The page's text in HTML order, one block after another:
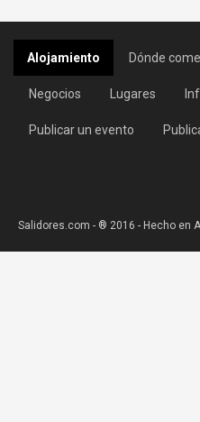
Alojamiento Dónde
Negocios Lugares
Publicar un evento
Salidores.com - ® 2016 - Hecho en